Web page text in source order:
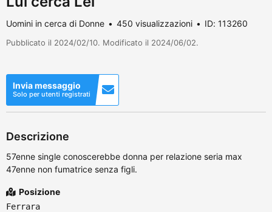
Uomini in cerca di Donne 450 visualizzazioni ID: 113260
Pubblicato il 2024/02/10. Modificato il 2024/06/02.
Invia messaggio
Solo per utenti registrati
Descrizione
57enne single conoscerebbe donna per relazione seria max
47enne non fumatrice senza figli.
Posizione
Ferrara